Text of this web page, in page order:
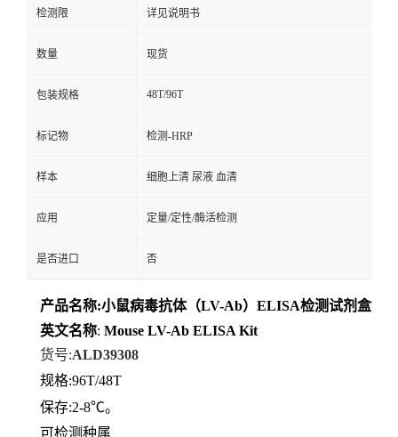
检测限 详见说明书
数量 现货
包装规格 48T/96T
标记物 检测-HRP
样本 细胞上清 尿液 血清
应用 定量/定性/酶活检测
是否进口 否
产品名称:小鼠病毒抗体（LV-Ab）ELISA检测试剂盒
英文名称: Mouse LV-Ab ELISA Kit
货号:ALD39308
规格:96T/48T
保存:2-8℃。
可检测种属